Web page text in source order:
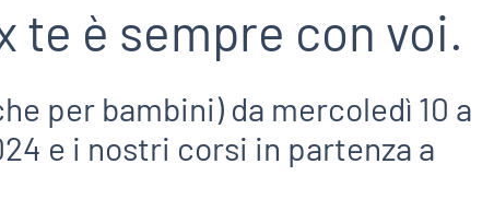
te è sempre con voi.
per bambini) da mercoledì 10 a
e i nostri corsi in partenza a